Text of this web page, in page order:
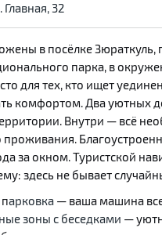
Главная, 32
в посёлке Зюраткуль,
парка, в
для тех, кто ищет
комфортом. Два уютных
Внутри — всё
проживания.
за окном. Туристской
здесь не бывает
арковка — ваша машина
зоны с беседками —